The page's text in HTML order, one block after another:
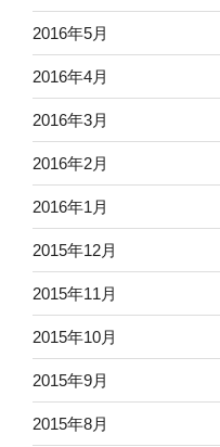
2016年5月
2016年4月
2016年3月
2016年2月
2016年1月
2015年12月
2015年11月
2015年10月
2015年9月
2015年8月